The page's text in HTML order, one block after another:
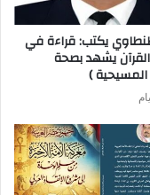
يكتب: قراءة في
يشهد بصحة
)